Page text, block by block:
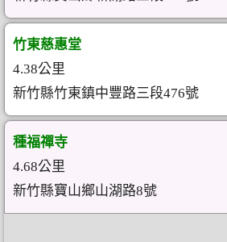
竹東慈惠堂
4.38公里
新竹縣竹東鎮中豐路三段476號
種福禪寺
4.68公里
新竹縣寶山鄉山湖路8號